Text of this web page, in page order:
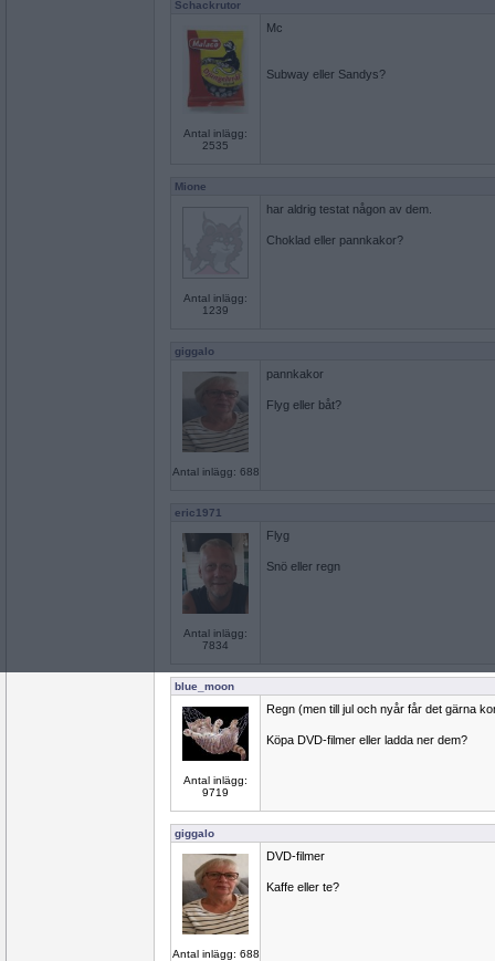
Schackrutor
Antal inlägg:
2535
Mc
Subway eller Sandys?
Mione
Antal inlägg:
1239
har aldrig testat någon av dem.
Choklad eller pannkakor?
giggalo
Antal inlägg: 688
pannkakor
Flyg eller båt?
eric1971
Antal inlägg:
7834
Flyg
Snö eller regn
blue_moon
Antal inlägg:
9719
Regn (men till jul och nyår får det gärna
Köpa DVD-filmer eller ladda ner dem?
giggalo
Antal inlägg: 688
DVD-filmer
Kaffe eller te?